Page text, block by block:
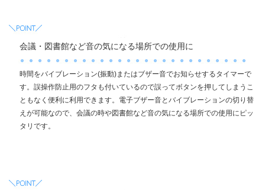
会議・図書館など音の気になる場所での使用に
時間をバイブレーション(振動)またはブザー音でお知らせするタイマーで
す。誤操作防止用のフタも付いているので誤ってボタンを押してしまうこ
ともなく便利に利用できます。電子ブザー音とバイブレーションの切り替
えが可能なので、会議の時や図書館など音の気になる場所での使用にピッ
タリです。